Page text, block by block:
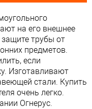
на его внешнее
трубы от
предметов.
если
Изготавливают
стали. Купить
очень легко.
Огнерус.